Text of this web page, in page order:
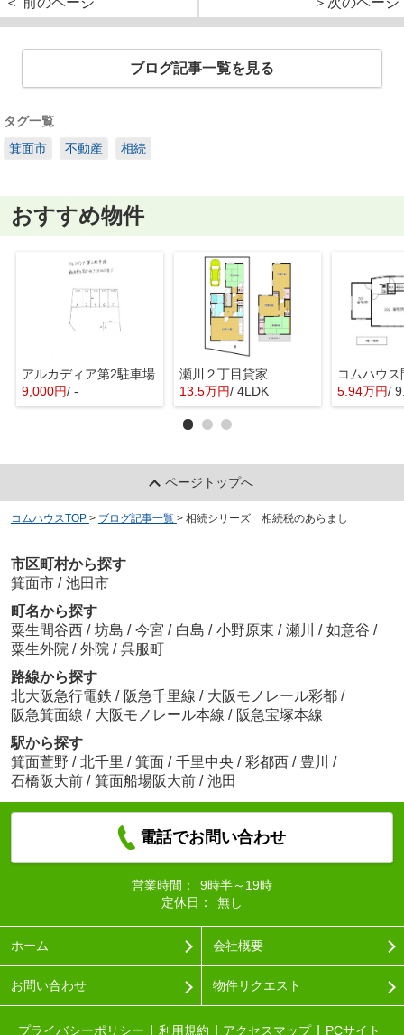
ブログ記事一覧を見る
タグ一覧
箕面市
不動産 相続
おすすめ物件
アルカディア第2駐車場
9,000円/ -
瀬川２丁目貸家
13.5万円/ 4LDK 5.94万円/
ページトップへ
コムハウスTOP > ブログ記事一覧 > 相続シリーズ 相続税のあらまし
市区町村から探す
箕面市 / 池田市
町名から探す
粟生間谷西 / 坊島 / 今宮 / 白島 / 小野原東 / 瀬川 / 如意谷 /
粟生外院 / 外院 / 呉服町
路線から探す
北大阪急行電鉄 / 阪急千里線 / 大阪モノレール彩都 /
阪急箕面線 / 大阪モノレール本線 / 阪急宝塚本線
駅から探す
箕面萱野 / 北千里 / 箕面 / 千里中央 / 彩都西 / 豊川 /
石橋阪大前 / 箕面船場阪大前 / 池田
電話でお問い合わせ
営業時間：
9時半～19時
定休日：
無し
ホーム 会社概要
お問い合わせ 物件リクエスト
プライバシーポリシー 利用規約 アクセスマップ PCサイト